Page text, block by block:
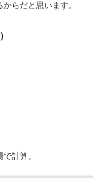
らだと思います。
計算。